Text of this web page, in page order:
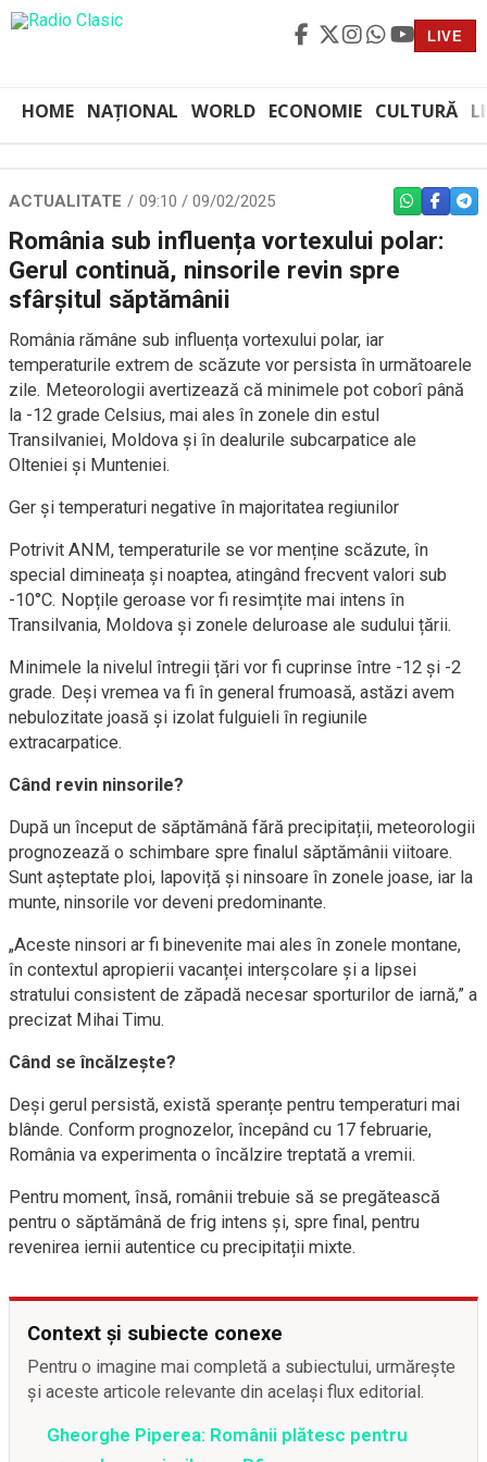
LIVE
HOME NAȚIONAL WORLD ECONOMIE CULTURĂ
ACTUALITATE 09:10 / 09/02/2025 WHATSAPP
România sub influența vortexului polar:
Gerul continuă, ninsorile revin spre
sfârșitul săptămânii
România rămâne sub influența vortexului polar, iar
temperaturile extrem de scăzute vor persista în următoarele
zile. Meteorologii avertizează că minimele pot coborî până
la -12 grade Celsius, mai ales în zonele din estul
Transilvaniei, Moldova și în dealurile subcarpatice ale
Olteniei și Munteniei.
Ger și temperaturi negative în majoritatea regiunilor
Potrivit ANM, temperaturile se vor menține scăzute, în
special dimineața și noaptea, atingând frecvent valori sub
-10°C. Nopțile geroase vor fi resimțite mai intens în
Transilvania, Moldova și zonele deluroase ale sudului țării.
Minimele la nivelul întregii țări vor fi cuprinse între -12 și -2
grade. Deși vremea va fi în general frumoasă, astăzi avem
nebulozitate joasă și izolat fulguieli în regiunile
extracarpatice.
Când revin ninsorile?
După un început de săptămână fără precipitații, meteorologii
prognozează o schimbare spre finalul săptămânii viitoare.
Sunt așteptate ploi, lapoviță și ninsoare în zonele joase, iar la
munte, ninsorile vor deveni predominante.
„Aceste ninsori ar fi binevenite mai ales în zonele montane,
în contextul apropierii vacanței interșcolare și a lipsei
stratului consistent de zăpadă necesar sporturilor de iarnă,” a
precizat Mihai Timu.
Când se încălzește?
Deși gerul persistă, există speranțe pentru temperaturi mai
blânde. Conform prognozelor, începând cu 17 februarie,
România va experimenta o încălzire treptată a vremii.
Pentru moment, însă, românii trebuie să se pregătească
pentru o săptămână de frig intens și, spre final, pentru
revenirea iernii autentice cu precipitații mixte.
Context și subiecte conexe
Pentru o imagine mai completă a subiectului, urmărește
și aceste articole relevante din același flux editorial.
Gheorghe Piperea: Românii plătesc pentru